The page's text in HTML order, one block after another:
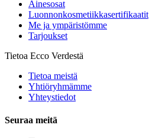
Ainesosat
Luonnonkosmetiikkasertifikaatit
Me ja ympäristömme
Tarjoukset
Tietoa Ecco Verdestä
Tietoa meistä
Yhtiöryhmämme
Yhteystiedot
Seuraa meitä